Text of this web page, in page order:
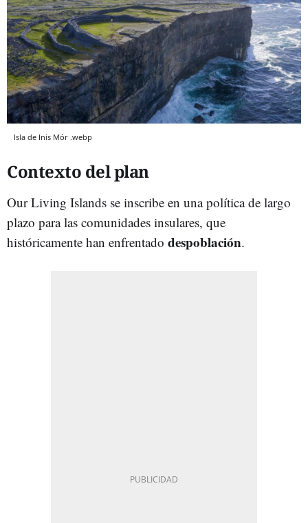
Isla de Inis Mór .webp
Contexto del plan
Our Living Islands se inscribe en una política de largo
plazo para las comunidades insulares, que
históricamente han enfrentado despoblación.